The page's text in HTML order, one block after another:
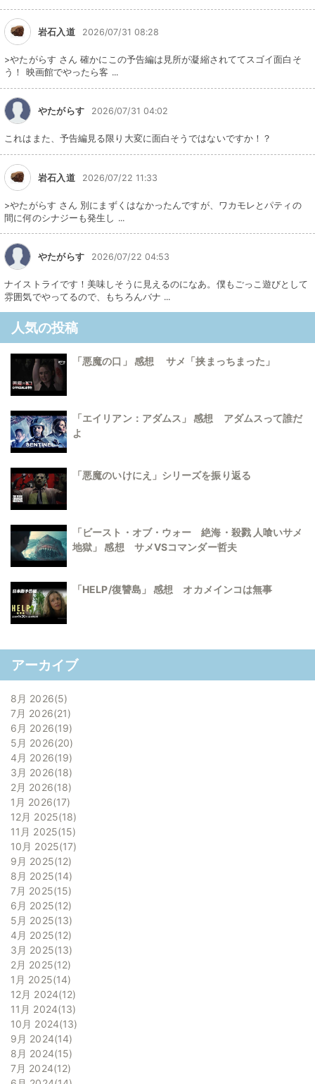
岩石入道 2026/07/31 08:28
>やたがらす さん 確かにこの予告編は見所が凝縮されててスゴイ面白そ
う！ 映画館でやったら客 ...
やたがらす 2026/07/31 04:02
これはまた、予告編見る限り大変に面白そうではないですか！？
岩石入道 2026/07/22 11:33
>やたがらす さん 別にまずくはなかったんですが、ワカモレとパティの
間に何のシナジーも発生し ...
やたがらす 2026/07/22 04:53
ナイストライです！美味しそうに見えるのになあ。僕もごっこ遊びとして
雰囲気でやってるので、もちろんバナ ...
人気の投稿
「悪魔の口」 感想 サメ「挟まっちまった」
「エイリアン：アダムス」 感想 アダムスって誰だ
よ
「悪魔のいけにえ」シリーズを振り返る
「ビースト・オブ・ウォー 絶海・殺戮 人喰いサメ
地獄」 感想 サメVSコマンダー哲夫
「HELP/復讐島」 感想 オカメインコは無事
アーカイブ
8月 2026 5
7月 2026 21
6月 2026 19
5月 2026 20
4月 2026 19
3月 2026 18
2月 2026 18
1月 2026 17
12月 2025 18
11月 2025 15
10月 2025 17
9月 2025 12
8月 2025 14
7月 2025 15
6月 2025 12
5月 2025 13
4月 2025 12
3月 2025 13
2月 2025 12
1月 2025 14
12月 2024 12
11月 2024 13
10月 2024 13
9月 2024 14
8月 2024 15
7月 2024 12